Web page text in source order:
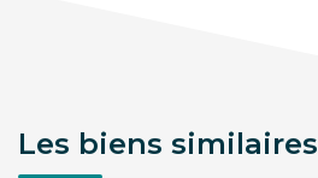
Les biens similaires